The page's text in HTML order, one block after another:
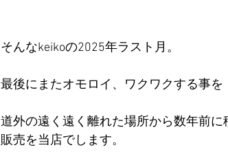
そんなkeikoの2025年ラスト月。
最後にまたオモロイ、ワクワクする事を
道外の遠く遠く離れた場所から数年前
販売を当店でします。